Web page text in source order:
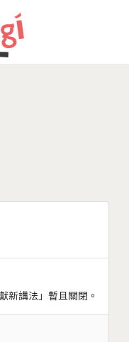
新講法」暫且關閉。